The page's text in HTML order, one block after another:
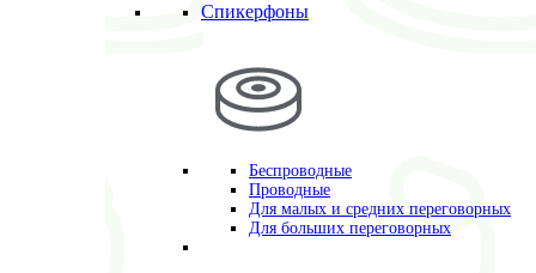
Спикерфоны
Беспроводные
Проводные
Для малых и средних переговорных
Для больших переговорных